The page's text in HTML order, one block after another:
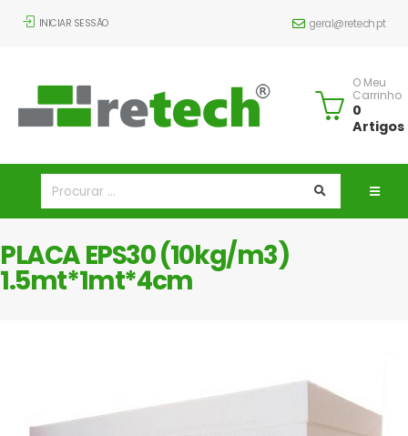
INICIAR SESSÃO geral@retech.pt
O Meu
Carrinho
0
Artigos
PLACA EPS30 (10kg/m3)
1.5mt*1mt*4cm